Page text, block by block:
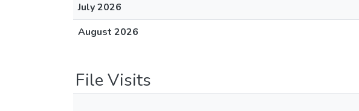
July 2026
August 2026
File Visits